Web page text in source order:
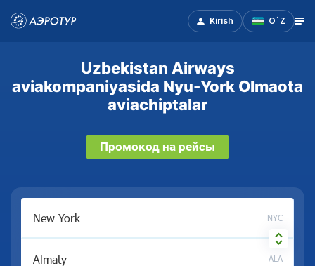
Kirish O`Z
Uzbekistan Airways
aviakompaniyasida Nyu-York Olmaota
aviachiptalar
Промокод на рейсы
NYC
ALA